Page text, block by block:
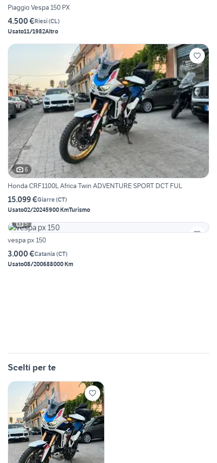
Piaggio Vespa 150 PX
4.500 €Riesi(CL)
Usato11/1982Altro
6
Honda CRF1100L Africa Twin ADVENTURE SPORT DCT FUL
15.099 €Giarre(CT)
Usato02/20245900 KmTurismo
5
vespa px 150
3.000 €Catania (CT)
Usato08/200688000 Km
Scelti per te